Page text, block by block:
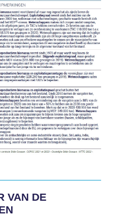
VAN DE